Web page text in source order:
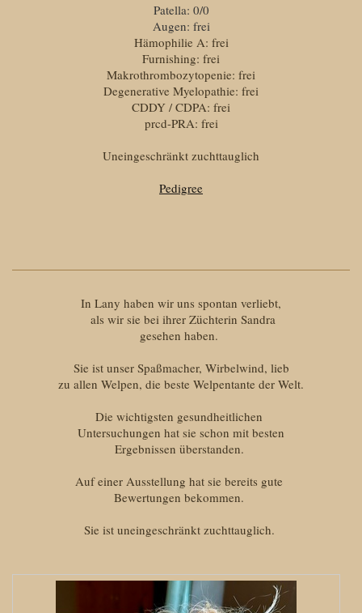
Patella: 0/0
Augen: frei
Hämophilie A: frei
Furnishing: frei
Makrothrombozytopenie: frei
Degenerative Myelopathie: frei
CDDY / CDPA: frei
prcd-PRA: frei
Uneingeschränkt zuchttauglich
Pedigree
In Lany haben wir uns spontan verliebt,
als wir sie bei ihrer Züchterin Sandra
gesehen haben.
Sie ist unser Spaßmacher, Wirbelwind, lieb
zu allen Welpen, die beste Welpentante der Welt.
Die wichtigsten gesundheitlichen
Untersuchungen hat sie schon mit besten
Ergebnissen überstanden.
Auf einer Ausstellung hat sie bereits gute
Bewertungen bekommen.
Sie ist uneingeschränkt zuchttauglich.